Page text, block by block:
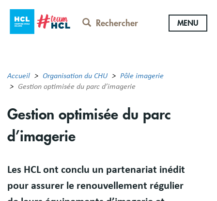
contenu
Rechercher MENU
Accueil Organisation du CHU
Pôle imagerie
Gestion optimisée du parc d’imagerie
Gestion optimisée du parc
d’imagerie
Résumé
Les HCL ont conclu un partenariat inédit
pour assurer le renouvellement régulier